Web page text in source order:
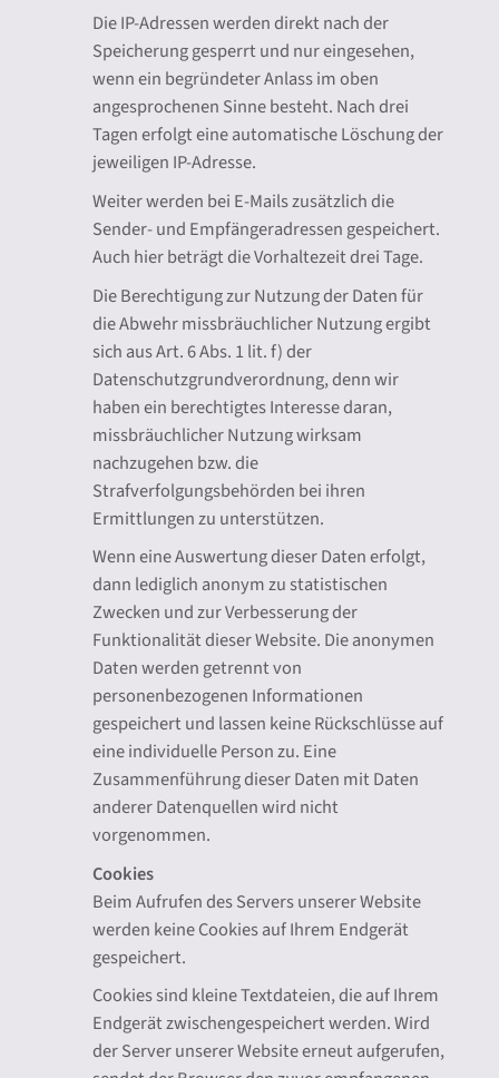
Die IP-Adressen werden direkt nach der
Speicherung gesperrt und nur eingesehen,
wenn ein begründeter Anlass im oben
angesprochenen Sinne besteht. Nach drei
Tagen erfolgt eine automatische Löschung der
jeweiligen IP-Adresse.
Weiter werden bei E-Mails zusätzlich die
Sender- und Empfängeradressen gespeichert.
Auch hier beträgt die Vorhaltezeit drei Tage.
Die Berechtigung zur Nutzung der Daten für
die Abwehr missbräuchlicher Nutzung ergibt
sich aus Art. 6 Abs. 1 lit. f) der
Datenschutzgrundverordnung, denn wir
haben ein berechtigtes Interesse daran,
missbräuchlicher Nutzung wirksam
nachzugehen bzw. die
Strafverfolgungsbehörden bei ihren
Ermittlungen zu unterstützen.
Wenn eine Auswertung dieser Daten erfolgt,
dann lediglich anonym zu statistischen
Zwecken und zur Verbesserung der
Funktionalität dieser Website. Die anonymen
Daten werden getrennt von
personenbezogenen Informationen
gespeichert und lassen keine Rückschlüsse auf
eine individuelle Person zu. Eine
Zusammenführung dieser Daten mit Daten
anderer Datenquellen wird nicht
vorgenommen.
Cookies
Beim Aufrufen des Servers unserer Website
werden keine Cookies auf Ihrem Endgerät
gespeichert.
Cookies sind kleine Textdateien, die auf Ihrem
Endgerät zwischengespeichert werden. Wird
der Server unserer Website erneut aufgerufen,